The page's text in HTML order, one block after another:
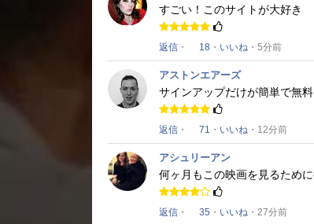
すごい！ このサイトが大好き
返信 ・ 18 ・ いいね ・5分前
アストンエアーズ
サインアップだけが簡単で無
返信 ・ 71 ・ いいね ・12分前
アシュリーアン
何ヶ月もこの映画を見るために
返信 ・ 35 ・ いいね ・27分前